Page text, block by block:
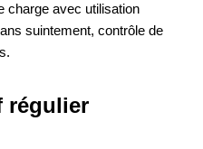
charge avec utilisation
suintement, contrôle de
régulier